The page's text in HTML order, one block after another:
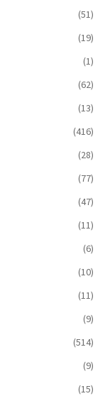
(51)
(19)
(1)
(62)
(13)
(416)
(28)
(77)
(47)
(11)
(6)
(10)
(11)
(9)
(514)
(9)
(15)